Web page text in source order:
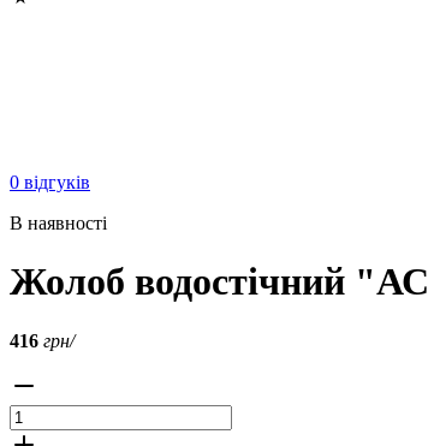
0 відгуків
В наявності
Жолоб водостічний
416 грн/